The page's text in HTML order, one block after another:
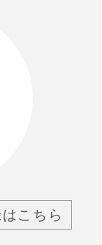
こちら